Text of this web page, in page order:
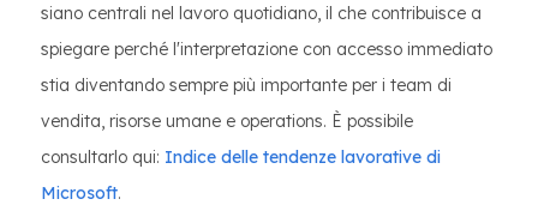
siano centrali nel lavoro quotidiano, il che contribuisce a
spiegare perché l'interpretazione con accesso immediato
stia diventando sempre più importante per i team di
vendita, risorse umane e operations. È possibile
consultarlo qui: Indice delle tendenze lavorative di
Microsoft.